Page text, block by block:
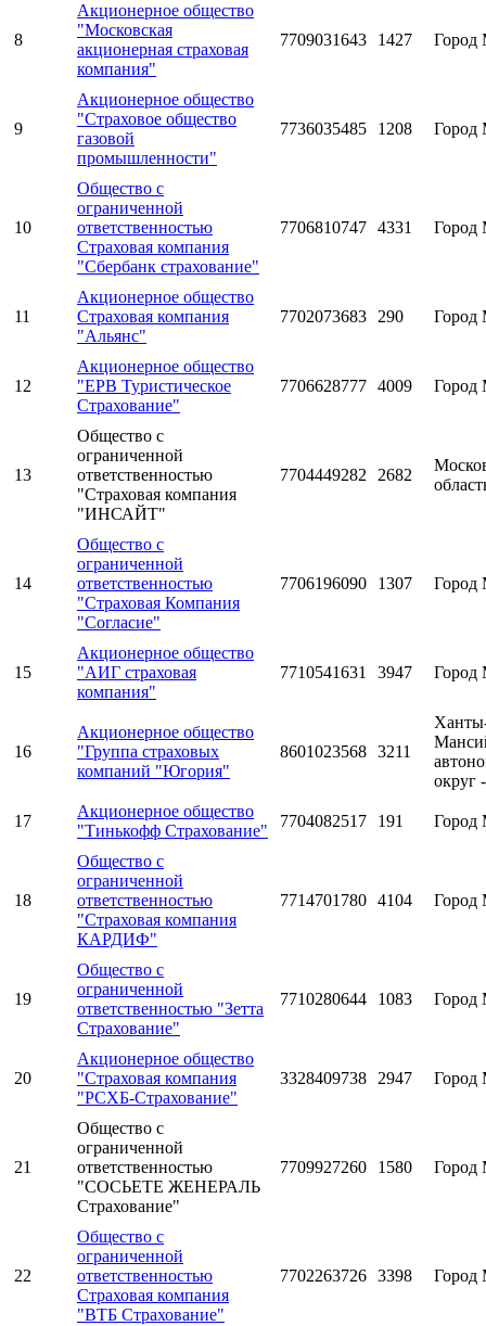
8
Акционерное общество
"Московская
акционерная страховая
компания"
7709031643 1427 Город
9
Акционерное общество
"Страховое общество
газовой
промышленности"
7736035485 1208 Город
10
Общество с
ограниченной
ответственностью
Страховая компания
"Сбербанк страхование"
7706810747 4331 Город
11
Акционерное общество
Страховая компания
"Альянс"
7702073683 290 Город
12
Акционерное общество
"ЕРВ Туристическое
Страхование"
7706628777 4009 Город
13
Общество с
ограниченной
ответственностью
"Страховая компания
"ИНСАЙТ"
7704449282 2682
14
Общество с
ограниченной
ответственностью
"Страховая Компания
"Согласие"
7706196090 1307 Город
15
Акционерное общество
"АИГ страховая
компания"
7710541631 3947 Город
16
Акционерное общество
"Группа страховых
компаний "Югория"
8601023568 3211
округ
17
Акционерное общество
"Тинькофф Страхование"
7704082517 191 Город
18
Общество с
ограниченной
ответственностью
"Страховая компания
КАРДИФ"
7714701780 4104 Город
19
Общество с
ограниченной
ответственностью "Зетта
Страхование"
7710280644 1083 Город
20
Акционерное общество
"Страховая компания
"РСХБ-Страхование"
3328409738 2947 Город
21
Общество с
ограниченной
ответственностью
"СОСЬЕТЕ ЖЕНЕРАЛЬ
Страхование"
7709927260 1580 Город
22
Общество с
ограниченной
ответственностью
Страховая компания
"ВТБ Страхование"
7702263726 3398 Город